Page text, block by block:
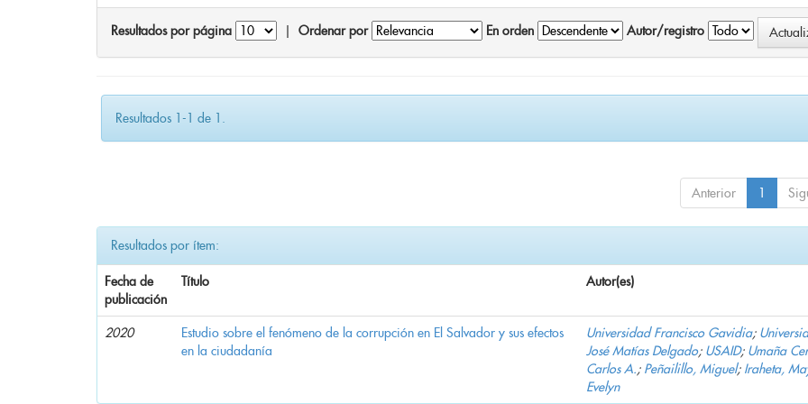
Resultados por página Ordenar por En orden Autor/registro
Resultados 1-1 de 1.
Anterior 1
Resultados por ítem:
Fecha de
publicación
Título Autor(es)
2020
Estudio sobre el fenómeno de la corrupción en El Salvador y sus efectos
en la ciudadanía
Universidad Francisco Gavidia;
José Matías Delgado; USAID; Umaña
Carlos A.; Peñailillo, Miguel; Iraheta,
Evelyn